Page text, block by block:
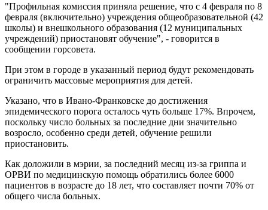
"Профильная комиссия приняла решение, что с 4 февраля по 8
февраля (включительно) учреждения общеобразовательной (42
школы) и внешкольного образования (12 муниципальных
учреждений) приостановят обучение", - говорится в
сообщении горсовета.
При этом в городе в указанный период будут рекомендовать
ограничить массовые мероприятия для детей.
Указано, что в Ивано-Франковске до достижения
эпидемического порога осталось чуть больше 17%. Впрочем,
поскольку число больных за последние дни значительно
возросло, особенно среди детей, обучение решили
приостановить.
Как доложили в мэрии, за последний месяц из-за гриппа и
ОРВИ по медицинскую помощь обратились более 6000
пациентов в возрасте до 18 лет, что составляет почти 70% от
общего числа больных.